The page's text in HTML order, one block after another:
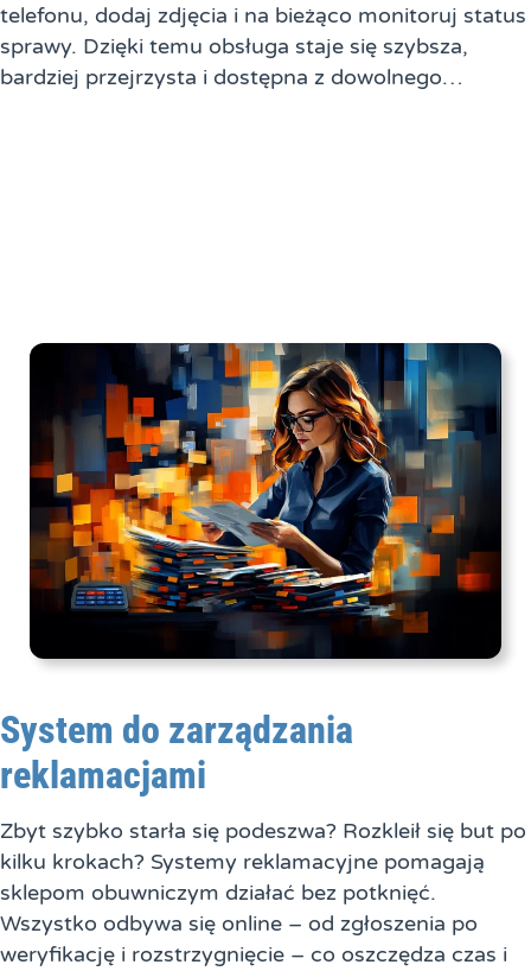
telefonu, dodaj zdjęcia i na bieżąco monitoruj status
sprawy. Dzięki temu obsługa staje się szybsza,
bardziej przejrzysta i dostępna z dowolnego…
System do zarządzania
reklamacjami
Zbyt szybko starła się podeszwa? Rozkleił się but po
kilku krokach? Systemy reklamacyjne pomagają
sklepom obuwniczym działać bez potknięć.
Wszystko odbywa się online – od zgłoszenia po
weryfikację i rozstrzygnięcie – co oszczędza czas i